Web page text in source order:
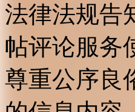
法律法规告
帖评论服务
尊重公序良